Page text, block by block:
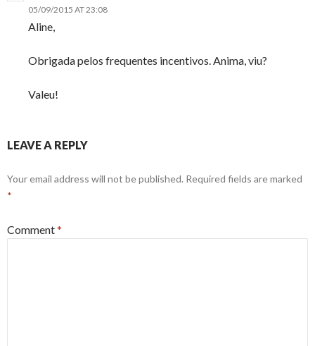
05/09/2015 AT 23:08
Aline,
Obrigada pelos frequentes incentivos. Anima, viu?
Valeu!
LEAVE A REPLY
Your email address will not be published. Required fields are marked
*
Comment*